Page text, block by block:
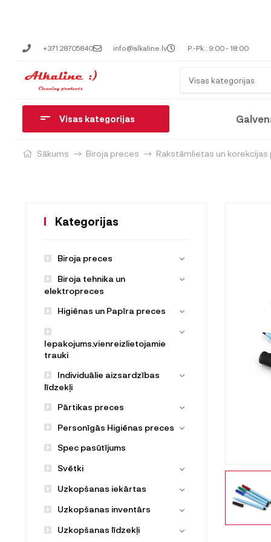
+371 28705840 info@alkaline.lv P.-Pk.: 9:00 - 18:00
Visas kategorijas
Visas kategorijas
Sākums Biroja preces Rakstāmlietas un korekcijas
Kategorijas
Biroja preces
Biroja tehnika un
elektropreces
Higiēnas un Papīra preces
Iepakojums,vienreizlietojamie
trauki
Individuālie aizsardzības
līdzekļi
Pārtikas preces
Personīgās Higiēnas preces
Spec pasūtījums
Svētki
Uzkopšanas iekārtas
Uzkopšanas inventārs
Uzkopšanas līdzekļi